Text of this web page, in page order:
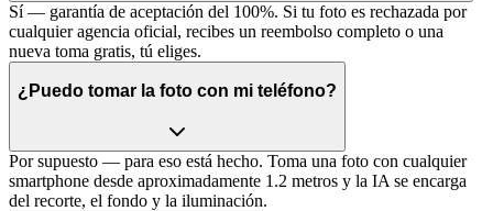
Sí — garantía de aceptación del 100%. Si tu foto es rechazada por
cualquier agencia oficial, recibes un reembolso completo o una
nueva toma gratis, tú eliges.
¿Puedo tomar la foto con mi teléfono?
Por supuesto — para eso está hecho. Toma una foto con cualquier
smartphone desde aproximadamente 1.2 metros y la IA se encarga
del recorte, el fondo y la iluminación.